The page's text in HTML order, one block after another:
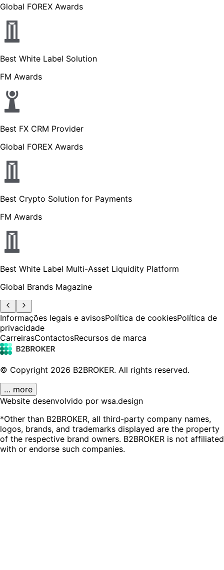
Global FOREX Awards
Best White Label Solution
FM Awards
Best FX CRM Provider
Global FOREX Awards
Best Crypto Solution for Payments
FM Awards
Best White Label Multi-Asset Liquidity Platform
Global Brands Magazine
Informações legais e avisosPolítica de cookiesPolítica de
privacidade
CarreirasContactosRecursos de marca
© Copyright 2026 B2BROKER. All rights reserved.
… more
Website desenvolvido por wsa.design
*Other than B2BROKER, all third-party company names,
logos, brands, and trademarks displayed are the property
of the respective brand owners. B2BROKER is not affiliated
with or endorse such companies.